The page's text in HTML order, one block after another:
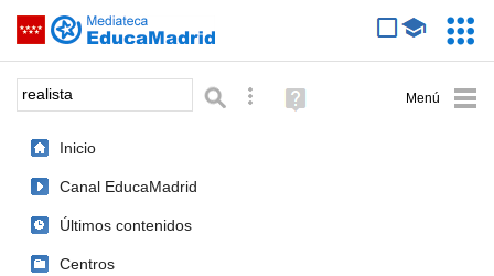
Saltar navegación
Palabra o frase: Búsqueda avanzada
Ayuda
(en
Inicio
Canal EducaMadrid
Últimos contenidos
Centros